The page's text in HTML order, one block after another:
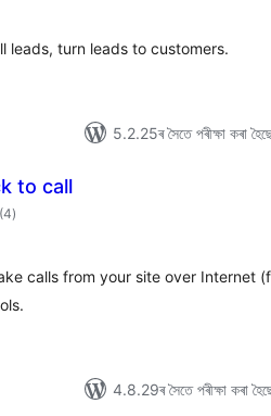
leads, turn leads to customers.
5.2.25ৰ সৈতে পৰীক্ষা কৰা
to call
(4টা
মুঠ)
calls from your site over Internet
4.8.29ৰ সৈতে পৰীক্ষা কৰা